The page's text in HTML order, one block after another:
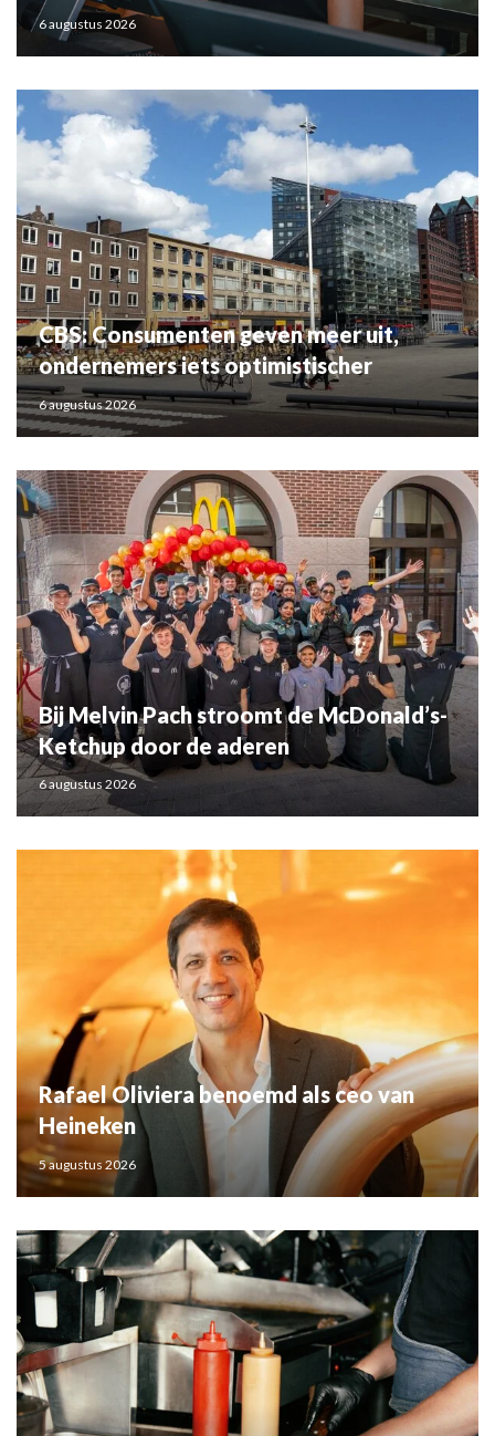
6 augustus 2026
CBS: Consumenten geven meer uit,
ondernemers iets optimistischer
6 augustus 2026
Bij Melvin Pach stroomt de McDonald’s-
Ketchup door de aderen
6 augustus 2026
Rafael Oliviera benoemd als ceo van
Heineken
5 augustus 2026